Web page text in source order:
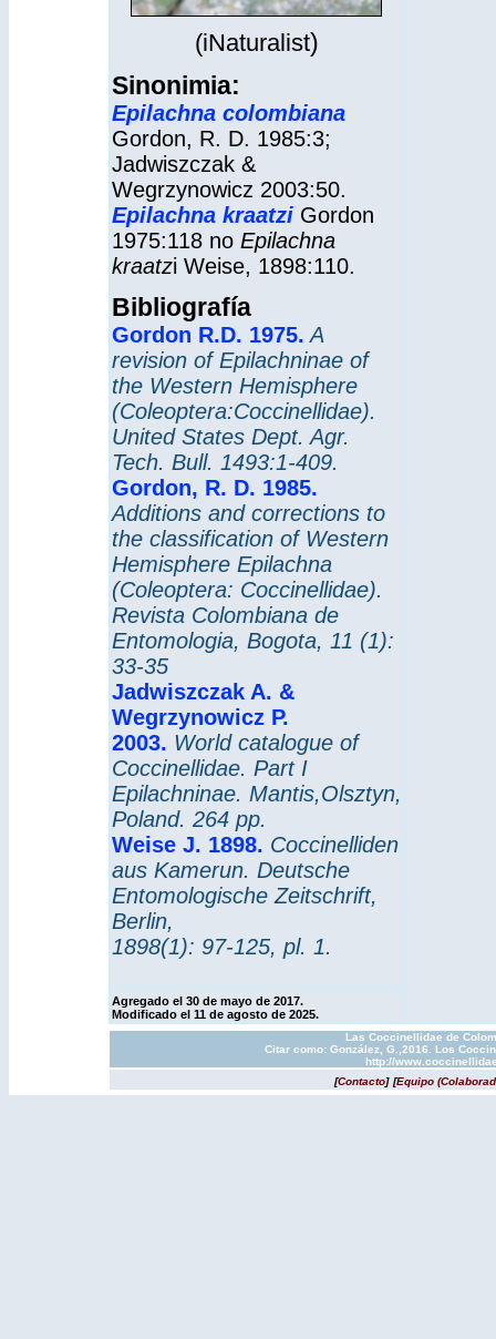
(iNaturalist)
Sinonimia:
Epilachna colombiana
Gordon, R. D. 1985:3;
Jadwiszczak &
Wegrzynowicz 2003:50.
Epilachna kraatzi Gordon
1975:118 no Epilachna
kraatzi Weise, 1898:110.
Bibliografía
Gordon R.D. 1975. A
revision of Epilachninae of
the Western Hemisphere
(Coleoptera:Coccinellidae).
United States Dept. Agr.
Tech. Bull. 1493:1-409.
Gordon, R. D. 1985.
Additions and corrections to
the classification of Western
Hemisphere Epilachna
(Coleoptera: Coccinellidae).
Revista Colombiana de
Entomologia, Bogota, 11 (1):
33-35
Jadwiszczak A. &
Wegrzynowicz P.
2003. World catalogue of
Coccinellidae. Part I
Epilachninae. Mantis,Olsztyn,
Poland. 264 pp.
Weise J. 1898. Coccinelliden
aus Kamerun. Deutsche
Entomologische Zeitschrift,
Berlin,
1898(1): 97-125, pl. 1.
Agregado el 30 de mayo de 2017.
Modificado el 11 de agosto de 2025.
Las Coccinellidae de
Citar como: González, G.,2016. Los
http://
[Contacto] [Equipo